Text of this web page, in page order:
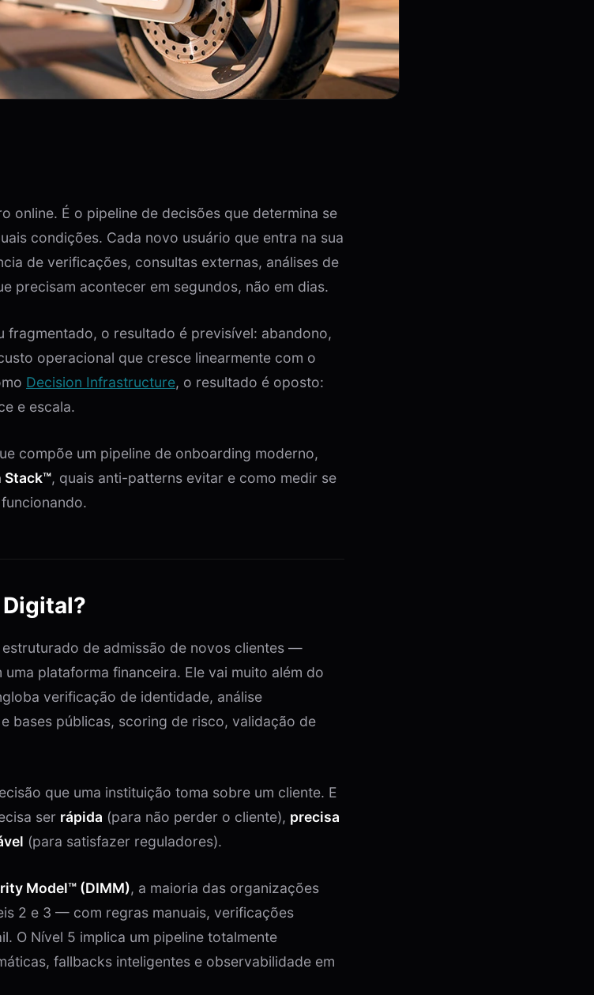
online. É o pipeline de decisões que determina se
condições. Cada novo usuário que entra na sua
de verificações, consultas externas, análises de
precisam acontecer em segundos, não em dias.
fragmentado, o resultado é previsível: abandono,
operacional que cresce linearmente com o
Decision Infrastructure, o resultado é oposto:
e escala.
compõe um pipeline de onboarding moderno,
Stack™, quais anti-patterns evitar e como medir se
de admissão de novos clientes —
plataforma financeira. Ele vai muito além do
verificação de identidade, análise
bases públicas, scoring de risco, validação de
que uma instituição toma sobre um cliente. E
ser rápida (para não perder o cliente), precisa
(para satisfazer reguladores).
Model™ (DIMM), a maioria das organizações
2 e 3 — com regras manuais, verificações
O Nível 5 implica um pipeline totalmente
fallbacks inteligentes e observabilidade em